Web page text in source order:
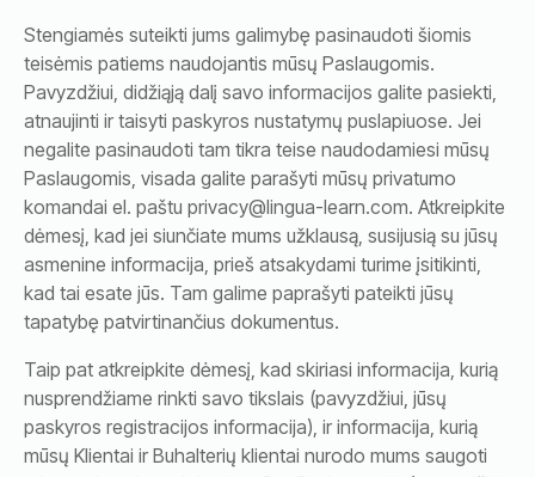
Stengiamės suteikti jums galimybę pasinaudoti šiomis
teisėmis patiems naudojantis mūsų Paslaugomis.
Pavyzdžiui, didžiąją dalį savo informacijos galite pasiekti,
atnaujinti ir taisyti paskyros nustatymų puslapiuose. Jei
negalite pasinaudoti tam tikra teise naudodamiesi mūsų
Paslaugomis, visada galite parašyti mūsų privatumo
komandai el. paštu privacy@lingua-learn.com. Atkreipkite
dėmesį, kad jei siunčiate mums užklausą, susijusią su jūsų
asmenine informacija, prieš atsakydami turime įsitikinti,
kad tai esate jūs. Tam galime paprašyti pateikti jūsų
tapatybę patvirtinančius dokumentus.
Taip pat atkreipkite dėmesį, kad skiriasi informacija, kurią
nusprendžiame rinkti savo tikslais (pavyzdžiui, jūsų
paskyros registracijos informacija), ir informacija, kurią
mūsų Klientai ir Buhalterių klientai nurodo mums saugoti